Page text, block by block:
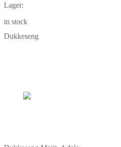
Lager:
in stock
Dukkeseng